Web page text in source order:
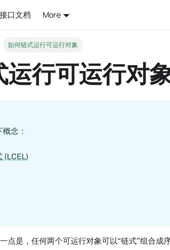
口文档 More
如何链式运行可运行对象
运行可运行对
念：
(LCEL)
点是，任何两个可运行对象可以“链式”组合成